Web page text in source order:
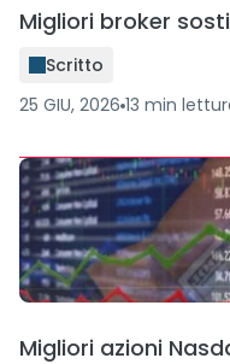
Migliori broker
Scritto
25 GIU, 2026 13 min
Migliori azioni